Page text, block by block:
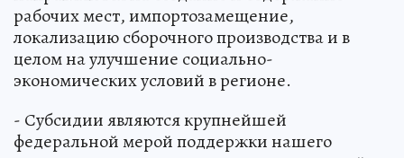
рабочих мест, импортозамещение,
локализацию сборочного производства и в
целом на улучшение социально-
экономических условий в регионе.
- Субсидии являются крупнейшей
федеральной мерой поддержки нашего